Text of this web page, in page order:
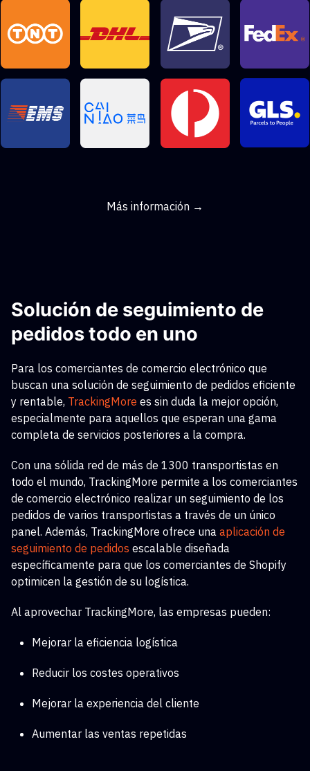
Más información →
Solución de seguimiento de
pedidos todo en uno
Para los comerciantes de comercio electrónico que
buscan una solución de seguimiento de pedidos eficiente
y rentable, TrackingMore es sin duda la mejor opción,
especialmente para aquellos que esperan una gama
completa de servicios posteriores a la compra.
Con una sólida red de más de 1300 transportistas en
todo el mundo, TrackingMore permite a los comerciantes
de comercio electrónico realizar un seguimiento de los
pedidos de varios transportistas a través de un único
panel. Además, TrackingMore ofrece una aplicación de
seguimiento de pedidos escalable diseñada
específicamente para que los comerciantes de Shopify
optimicen la gestión de su logística.
Al aprovechar TrackingMore, las empresas pueden:
Mejorar la eficiencia logística
Reducir los costes operativos
Mejorar la experiencia del cliente
Aumentar las ventas repetidas